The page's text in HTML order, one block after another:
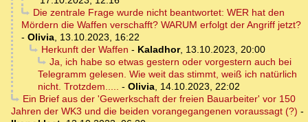
Die zentrale Frage wurde nicht beantwortet: WER hat den
Mördern die Waffen verschafft? WARUM erfolgt der Angriff jetzt?
- Olivia, 13.10.2023, 16:22
Herkunft der Waffen - Kaladhor, 13.10.2023, 20:00
Ja, ich habe so etwas gestern oder vorgestern auch bei
Telegramm gelesen. Wie weit das stimmt, weiß ich natürlich
nicht. Trotzdem..... - Olivia, 14.10.2023, 22:02
Ein Brief aus der 'Gewerkschaft der freien Bauarbeiter' vor 150
Jahren der WK3 und die beiden vorangegangenen voraussagt (?) -